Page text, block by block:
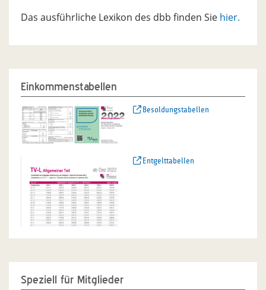
Das ausführliche Lexikon des dbb finden Sie hier.
Einkommenstabellen
Besoldungstabellen
Entgelttabellen
Speziell für Mitglieder